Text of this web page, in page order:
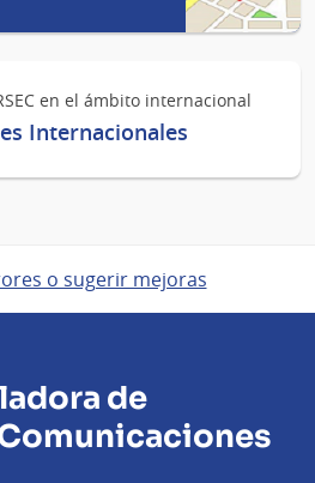
Internacionales
en el ámbito internacional
o sugerir mejoras
de